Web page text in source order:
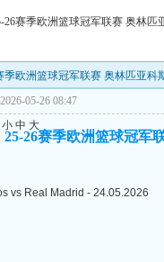
26赛季欧洲篮球冠军联赛 奥林
季欧洲篮球冠军联赛 奥林匹亚
05-26 08:47
小 中 大
25-26赛季欧洲篮球冠军
vs Real Madrid - 24.05.2026